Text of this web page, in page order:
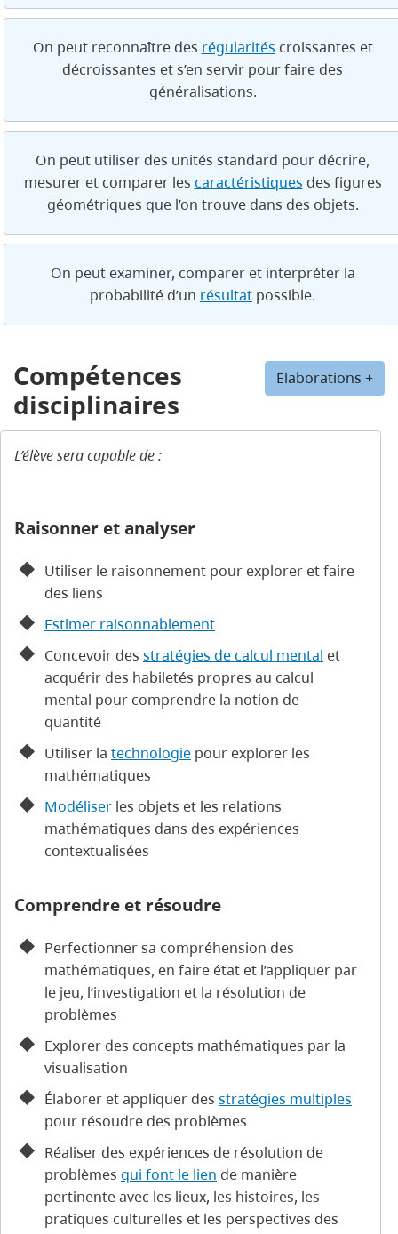
On peut reconnaître des régularités croissantes et
décroissantes et s’en servir pour faire des
généralisations.
On peut utiliser des unités standard pour décrire,
mesurer et comparer les caractéristiques des figures
géométriques que l’on trouve dans des objets.
On peut examiner, comparer et interpréter la
probabilité d’un résultat possible.
Elaborations +
Compétences
disciplinaires
L’élève sera capable de :
Raisonner et analyser
Utiliser le raisonnement pour explorer et faire
des liens
Estimer raisonnablement
Concevoir des stratégies de calcul mental et
acquérir des habiletés propres au calcul
mental pour comprendre la notion de
quantité
Utiliser la technologie pour explorer les
mathématiques
Modéliser les objets et les relations
mathématiques dans des expériences
contextualisées
Comprendre et résoudre
Perfectionner sa compréhension des
mathématiques, en faire état et l’appliquer par
le jeu, l’investigation et la résolution de
problèmes
Explorer des concepts mathématiques par la
visualisation
Élaborer et appliquer des stratégies multiples
pour résoudre des problèmes
Réaliser des expériences de résolution de
problèmes qui font le lien de manière
pertinente avec les lieux, les histoires, les
pratiques culturelles et les perspectives des